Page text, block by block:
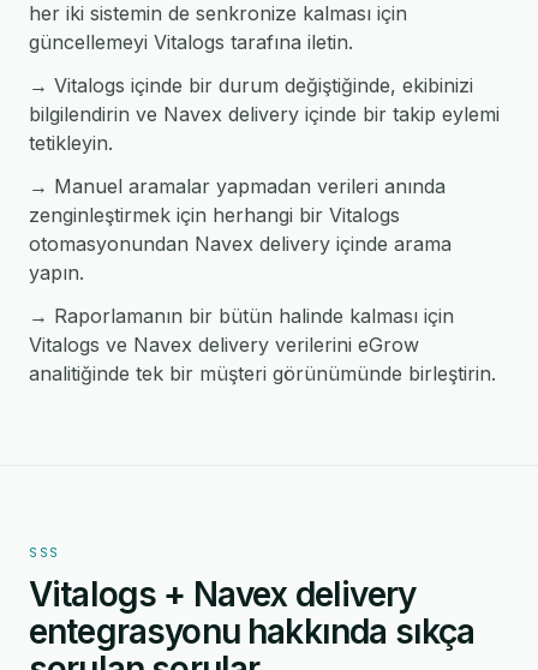
her iki sistemin de senkronize kalması için
güncellemeyi Vitalogs tarafına iletin.
→ Vitalogs içinde bir durum değiştiğinde, ekibinizi
bilgilendirin ve Navex delivery içinde bir takip eylemi
tetikleyin.
→ Manuel aramalar yapmadan verileri anında
zenginleştirmek için herhangi bir Vitalogs
otomasyonundan Navex delivery içinde arama
yapın.
→ Raporlamanın bir bütün halinde kalması için
Vitalogs ve Navex delivery verilerini eGrow
analitiğinde tek bir müşteri görünümünde birleştirin.
SSS
Vitalogs + Navex delivery
entegrasyonu hakkında sıkça